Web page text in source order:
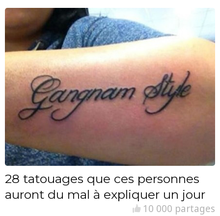
28 tatouages que ces personnes
auront du mal à expliquer un jour
10 000 partages